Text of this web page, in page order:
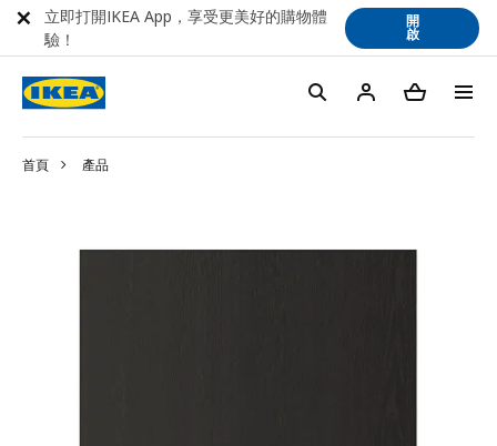
首頁 產品
立即打開IKEA App，享受更美好的購物體
驗！
開
啟